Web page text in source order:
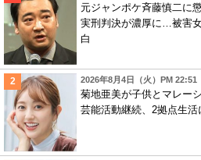
元ジャンポケ斉藤慎二に
実刑判決が濃厚に…被害
白
2026年8月4日（火）PM 22:51
菊地亜美が子供とマレー
芸能活動継続、2拠点生